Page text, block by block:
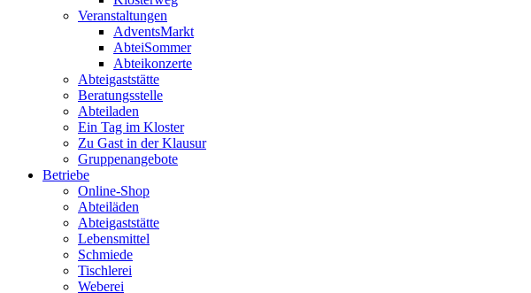
Veranstaltungen
AdventsMarkt
AbteiSommer
Abteikonzerte
Abteigaststätte
Beratungsstelle
Abteiladen
Ein Tag im Kloster
Zu Gast in der Klausur
Gruppenangebote
Betriebe
Online-Shop
Abteiläden
Abteigaststätte
Lebensmittel
Schmiede
Tischlerei
Weberei